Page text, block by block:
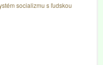
socializmu s ľudskou